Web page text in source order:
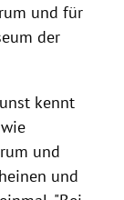
und für
der
kennt
und
und